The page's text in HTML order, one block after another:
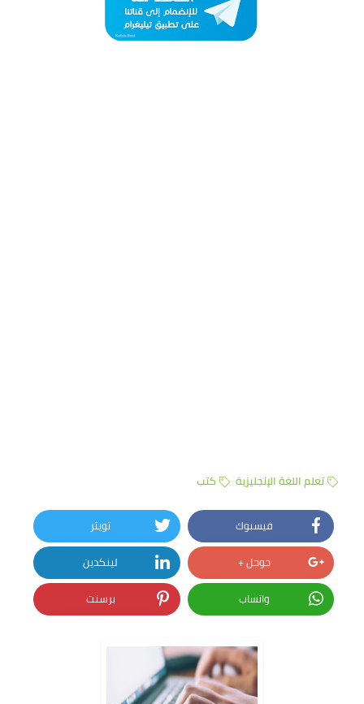
تعلم اللغة الإنجليزية كتب
فيسبوك
تويتر
جوجل +
لينكدين
واتساب
برسنت